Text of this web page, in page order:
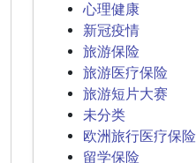
心理健康
新冠疫情
旅游保险
旅游医疗保险
旅游短片大赛
未分类
欧洲旅行医疗保险
留学保险